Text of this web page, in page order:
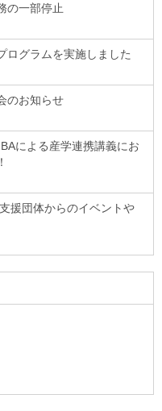
の一部停止
ログラムを実施しました
のお知らせ
による産学連携講義にお
援団体からのイベントや